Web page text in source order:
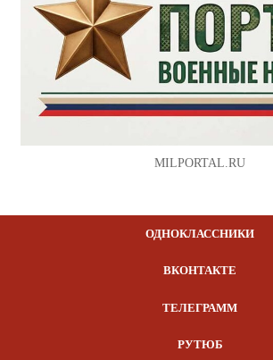
MILPORTAL.RU
ОДНОКЛАССНИКИ
ВКОНТАКТЕ
ТЕЛЕГРАММ
РУТЮБ